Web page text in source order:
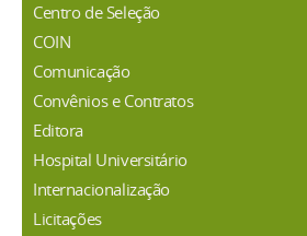
Centro de Seleção
COIN
Comunicação
Convênios e Contratos
Editora
Hospital Universitário
Internacionalização
Licitações